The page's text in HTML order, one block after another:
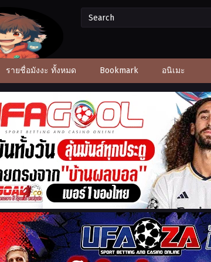
รายชื่อมังงะ ทั้งหมด Bookmark อนิเมะ